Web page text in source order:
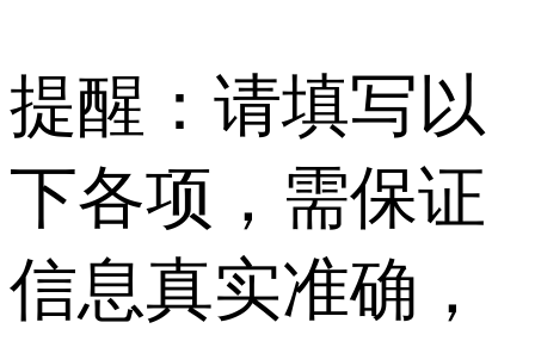
提醒：请填写以
下各项，需保证
信息真实准确，